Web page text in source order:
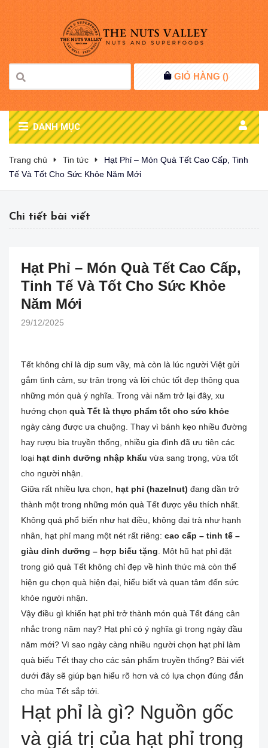
GIỎ HÀNG ()
DANH MỤC
Trang chủ Tin tức
Hạt Phỉ – Món Quà Tết Cao Cấp, Tinh
Tế Và Tốt Cho Sức Khỏe Năm Mới
Chi tiết bài viết
Hạt Phỉ – Món Quà Tết Cao Cấp,
Tinh Tế Và Tốt Cho Sức Khỏe
Năm Mới
29/12/2025
Tết không chỉ là dịp sum vầy, mà còn là lúc người Việt gửi
gắm tình cảm, sự trân trọng và lời chúc tốt đẹp thông qua
những món quà ý nghĩa. Trong vài năm trở lại đây, xu
hướng chọn quà Tết là thực phẩm tốt cho sức khỏe
ngày càng được ưa chuộng. Thay vì bánh kẹo nhiều đường
hay rượu bia truyền thống, nhiều gia đình đã ưu tiên các
loại hạt dinh dưỡng nhập khẩu vừa sang trọng, vừa tốt
cho người nhận.
Giữa rất nhiều lựa chọn, hạt phỉ (hazelnut) đang dần trở
thành một trong những món quà Tết được yêu thích nhất.
Không quá phổ biến như hạt điều, không đại trà như hạnh
nhân, hạt phỉ mang một nét rất riêng: cao cấp – tinh tế –
giàu dinh dưỡng – hợp biếu tặng . Một hũ hạt phỉ đặt
trong giỏ quà Tết không chỉ đẹp về hình thức mà còn thể
hiện gu chọn quà hiện đại, hiểu biết và quan tâm đến sức
khỏe người nhận.
Vậy điều gì khiến hạt phỉ trở thành món quà Tết đáng cân
nhắc trong năm nay? Hạt phỉ có ý nghĩa gì trong ngày đầu
năm mới? Vì sao ngày càng nhiều người chọn hạt phỉ làm
quà biếu Tết thay cho các sản phẩm truyền thống? Bài viết
dưới đây sẽ giúp bạn hiểu rõ hơn và có lựa chọn đúng đắn
cho mùa Tết sắp tới.
Hạt phỉ là gì? Nguồn gốc
và giá trị của hạt phỉ trong